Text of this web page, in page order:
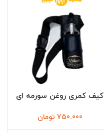
کیف کمری روغن سورمه ای
750.000 تومان